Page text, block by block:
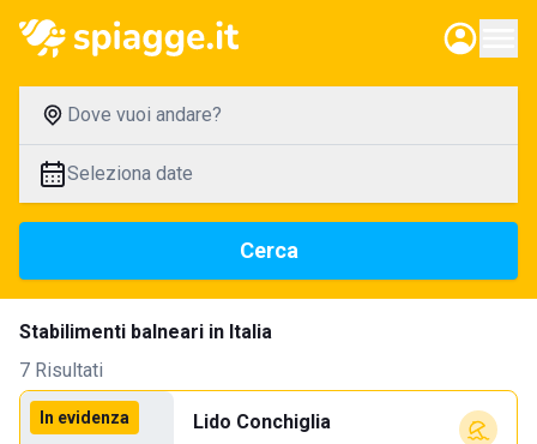
Dove vuoi andare?
Seleziona date
Cerca
Stabilimenti balneari in Italia
7 Risultati
In evidenza Lido Conchiglia